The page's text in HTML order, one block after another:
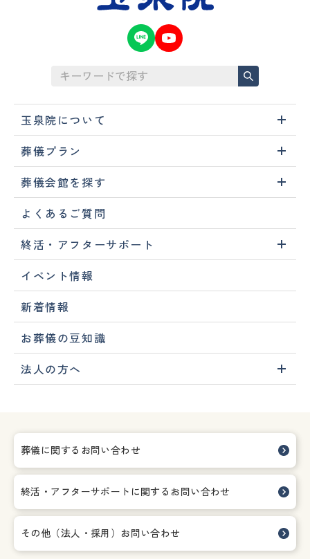
玉泉院について
葬儀プラン
葬儀会館を探す
よくあるご質問
終活・アフターサポート
イベント情報
新着情報
お葬儀の豆知識
法人の方へ
葬儀に関するお問い合わせ
終活・アフターサポートに関する お問い合わせ
その他（法人・採用）お問い合わせ